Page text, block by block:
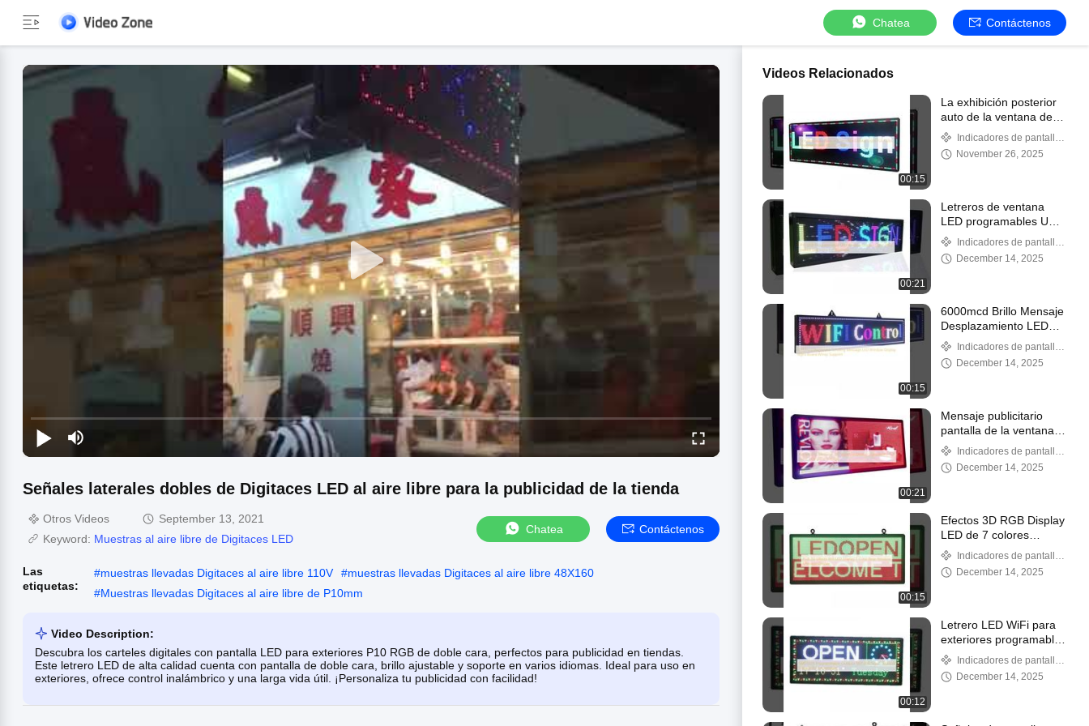
Chatea Contáctenos
Señales laterales dobles de Digitaces LED al aire libre para la publicidad de la tienda
Otros Videos
September 13, 2021
Keyword: Muestras al aire libre de Digitaces LED
Chatea Contáctenos
Las
etiquetas:
#muestras llevadas Digitaces al aire libre 110V #muestras llevadas Digitaces al aire libre 48X160
#Muestras llevadas Digitaces al aire libre de P10mm
Video Description:
Descubra los carteles digitales con pantalla LED para exteriores P10 RGB de doble cara, perfectos para publicidad en tiendas.
Este letrero LED de alta calidad cuenta con pantalla de doble cara, brillo ajustable y soporte en varios idiomas. Ideal para uso en
exteriores, ofrece control inalámbrico y una larga vida útil. ¡Personaliza tu publicidad con facilidad!
Videos Relacionados
00:15
La exhibición posterior
auto de la ventana del
desplazamiento LED
firma el control
programable a todo
Indicadores de pantalla
de ventanas LED
November 26, 2025
00:21
Letreros de ventana
LED programables USB
P10, letreros LED de
interior de 220V para
negocios
Indicadores de pantalla
de ventanas LED
December 14, 2025
00:15
6000mcd Brillo Mensaje
Desplazamiento LED
Ventana Pantalla
Señales Tablero
Soporte Winxp
Indicadores de pantalla
de ventanas LED
December 14, 2025
00:21
Mensaje publicitario
pantalla de la ventana
LED tablero de señales
de color completo 110V
220V Voltado
Indicadores de pantalla
de ventanas LED
December 14, 2025
00:15
Efectos 3D RGB Display
LED de 7 colores
Display de mensaje de
ventana trasera
Indicadores de pantalla
de ventanas LED
December 14, 2025
00:12
Letrero LED WiFi para
exteriores programable
SMD3535, letrero LED
de 5000 mcd para
ventana de coche
Indicadores de pantalla
de ventanas LED
December 14, 2025